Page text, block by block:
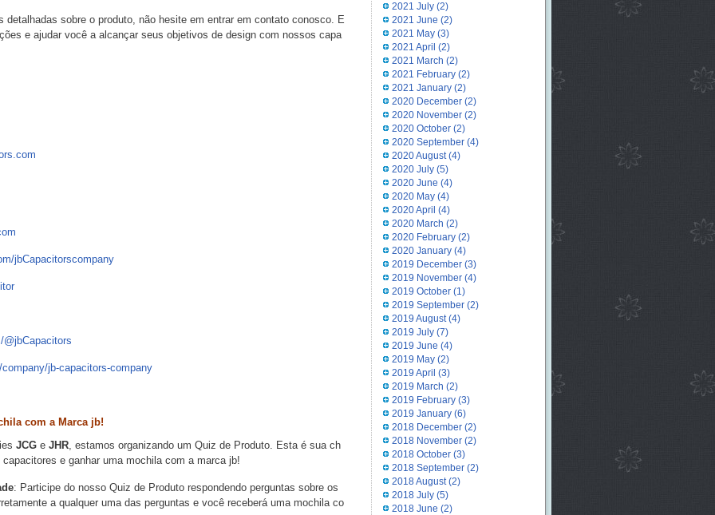
detalhadas sobre o produto, não hesite em entrar em contato conosco. E
e ajudar você a alcançar seus objetivos de design com nossos capa
jbCapacitorscompany
company/jb-capacitors-company
com a Marca jb!
JCGe JHR, estamos organizando um Quiz de Produto. Esta é sua ch
e ganhar uma mochila com a marca jb!
: Participe do nosso Quiz de Produto respondendo perguntas sobre os
a qualquer uma das perguntas e você receberá uma mochila co
2021 July(2)
2021 June (2)
2021 May(3)
2021 April (2)
2021 March (2)
2021 February(2)
2021 January(2)
2020 December(2)
2020 November(2)
2020 October(2)
2020 September(4)
2020 August(4)
2020 July(5)
2020 June (4)
2020 May(4)
2020 April (4)
2020 March (2)
2020 February(2)
2020 January(4)
2019 December(3)
2019 November(4)
2019 October(1)
2019 September(2)
2019 August(4)
2019 July(7)
2019 June (4)
2019 May(2)
2019 April (3)
2019 March (2)
2019 February(3)
2019 January(6)
2018 December(2)
2018 November(2)
2018 October(3)
2018 September(2)
2018 August(2)
2018 July(5)
2018 June (2)